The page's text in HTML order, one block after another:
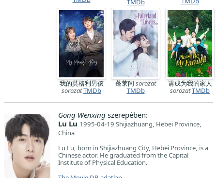
TMDb
我的莫格利男孩
sorozatTMDb
蓬莱间 sorozat
TMDb
请成为我的家人
sorozatTMDb
Gong Wenxing szerepében:
Lu Lu 1995-04-19 Shijiazhuang, Hebei Province,
China
Lu Lu, born in Shijiazhuang City, Hebei Province, is a
Chinese actor. He graduated from the Capital
Institute of Physical Education.